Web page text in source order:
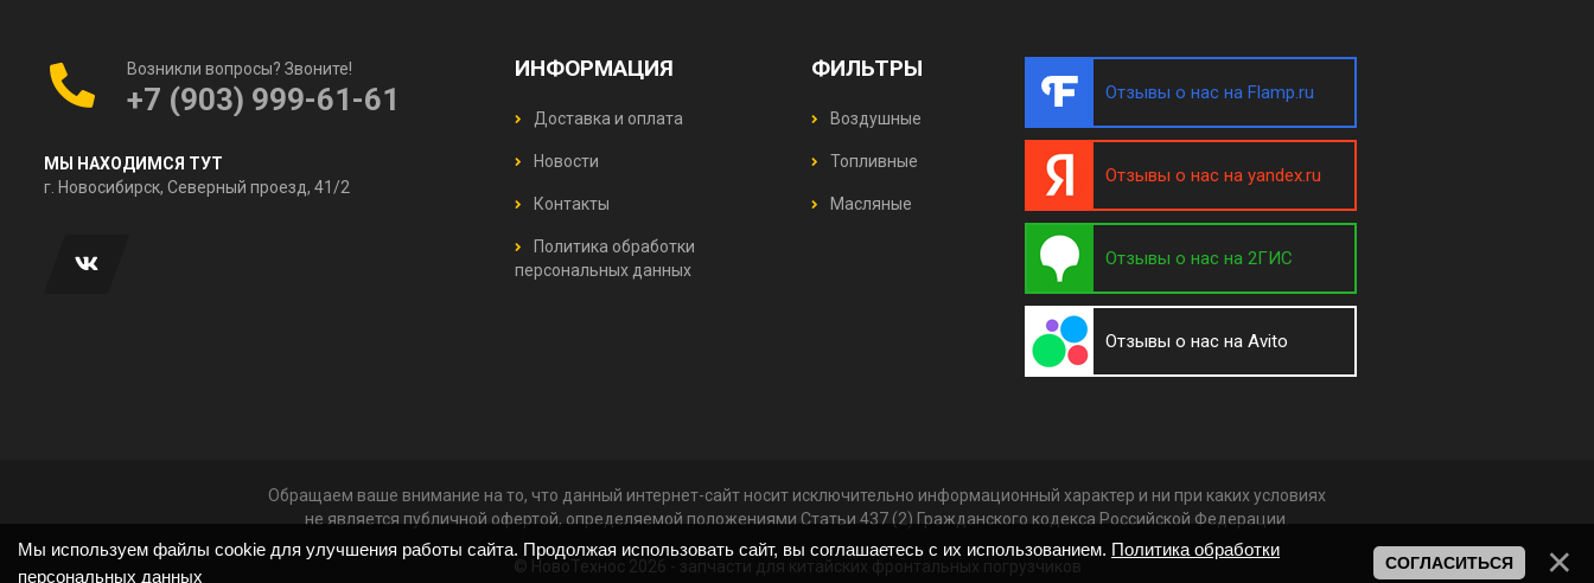
Возникли вопросы? Звоните!
+7 (903) 999-61-61
МЫ НАХОДИМСЯ ТУТ
г. Новосибирск, Северный проезд, 41/2
ИНФОРМАЦИЯ
Доставка и оплата
Новости
Контакты
Политика обработки
персональных данных
ФИЛЬТРЫ
Воздушные
Топливные
Масляные
Отзывы о нас на Flamp.ru
Отзывы о нас на yandex.ru
Отзывы о нас на 2ГИС
Отзывы о нас на Avito
Обращаем ваше внимание на то, что данный интернет-сайт носит исключительно информационный характер и ни при каких условиях
не является публичной офертой, определяемой положениями Статьи 437 (2) Гражданского кодекса Российской Федерации.
© НовоТехнос 2026 - запчасти для китайских фронтальных погрузчиков
Мы используем файлы cookie для улучшения работы сайта. Продолжая использовать сайт, вы соглашаетесь с их использованием. Политика обработки
персональных данных
СОГЛАСИТЬСЯ